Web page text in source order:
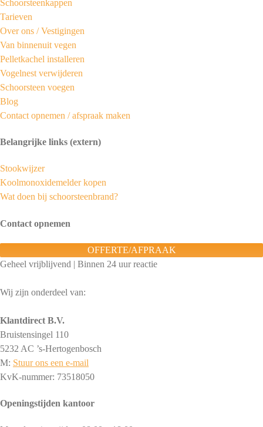
Schoorsteenkappen
Tarieven
Over ons /Vestigingen
Van binnenuit vegen
Pelletkachel installeren
Vogelnest verwijderen
Schoorsteen voegen
Blog
Contact opnemen / afspraak maken
Belangrijke links (extern)
Stookwijzer
Koolmonoxidemelder kopen
Wat doen bij schoorsteenbrand?
Contact opnemen
OFFERTE/AFPRAAK
Geheel vrijblijvend | Binnen 24 uur reactie
Wij zijn onderdeel van:
Klantdirect B.V.
Bruistensingel 110
5232 AC ’s-Hertogenbosch
M: Stuur ons een e-mail
KvK-nummer: 73518050
Openingstijden kantoor